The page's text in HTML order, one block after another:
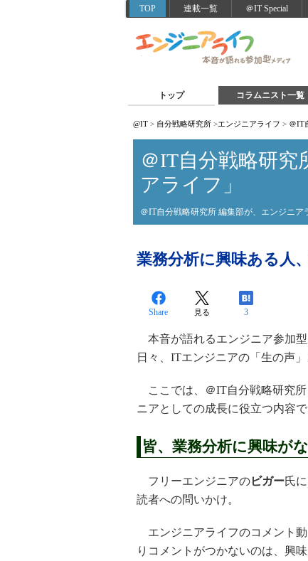
TOP 連載一覧 ＠IT Special
トップ コラムニスト一覧
@IT > 自分戦略研究所 >エンジニアライフ > ＠IT
＠IT自分戦略研究
アライフ」
＠IT自分戦略研究所 編集部が、エンジニア
業務分析に興味ある人
Share 見る 3
本音が語れるエンジニア参加型
日々、ITエンジニアの「生の声」
ここでは、＠IT自分戦略研究
ニアとしての成長に役立つ内容で
皆、業務分析に興味が
フリーエンジニアのビガー氏
読者への問いかけ。
エンジニアライフのコメント
りコメントがつかないのは、興